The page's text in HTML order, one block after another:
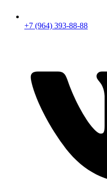
+7 (964) 393-88-88